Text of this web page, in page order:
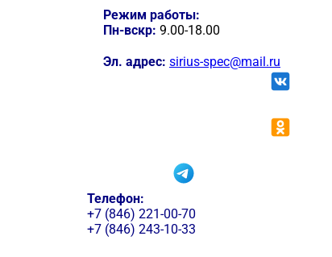
Режим работы:
Пн-вскр: 9.00-18.00
Эл. адрес: sirius-spec@mail.ru
Телефон:
+7 (846) 221-00-70
+7 (846) 243-10-33